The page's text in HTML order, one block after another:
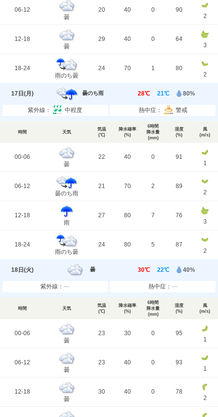
06-12
曇
20 40 0
90
2
12-18
曇
29 40 0
64
3
18-24
雨のち曇
24 70 1
80
2
17日(月 ) 曇のち雨 28℃ 21℃ 80%
紫外線： 中程度 熱中症： 警戒
時間 天気
気温
(℃)
降水確率
(%)
6時間
降水量
(mm)
湿度
(%)
風
(m/s)
00-06
曇
22 40 0
91
1
06-12
曇のち雨
21 70 2
89
2
12-18
雨
27 80 7
76
3
18-24
雨のち曇
24 80 5
87
2
18日(火) 曇 30℃ 22℃ 40%
紫外線：--- 熱中症： ---
時間 天気
気温
(℃)
降水確率
(%)
6時間
降水量
(mm)
湿度
(%)
風
(m/s)
00-06
曇
23 30 0
95
1
06-12
曇
23 40 0
93
1
12-18
曇
30 40 0
78
2